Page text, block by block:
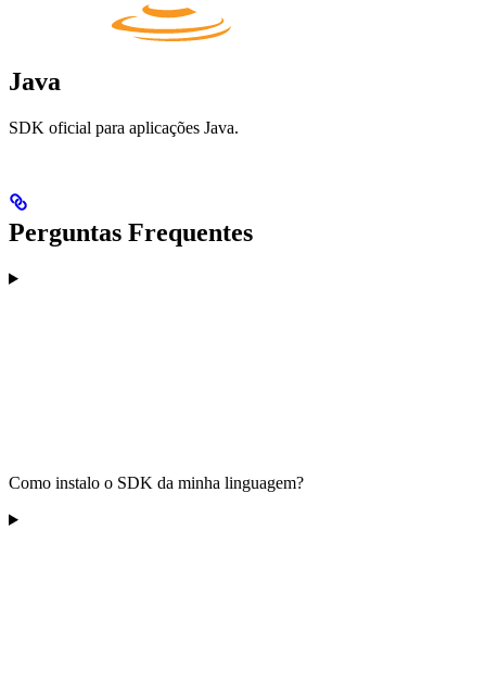
Java
SDK oficial para aplicações Java.
Perguntas Frequentes
Como instalo o SDK da minha linguagem?